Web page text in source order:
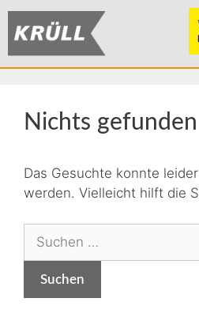
Nichts gefunden
Das Gesuchte konnte
werden. Vielleicht hilft die